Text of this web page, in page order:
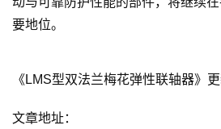
要地位。
《LMS型双法兰梅花弹性联轴器》
文章地址：